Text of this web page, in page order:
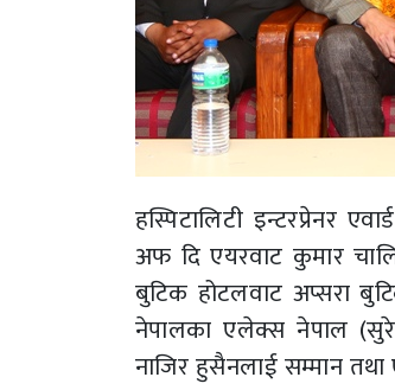
हस्पिटालिटी इन्टरप्रेनर
अफ दि एयरवाट कुमार
बुटिक होटलवाट अप्सरा
नेपालका एलेक्स नेपाल
नाजिर हुसैनलाई सम्मान तथा